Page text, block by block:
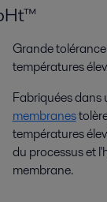
Grande
températures
Fabriquées dans
membranes
températures
du processus et
membrane.